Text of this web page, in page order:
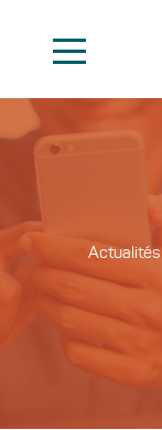
Actualités